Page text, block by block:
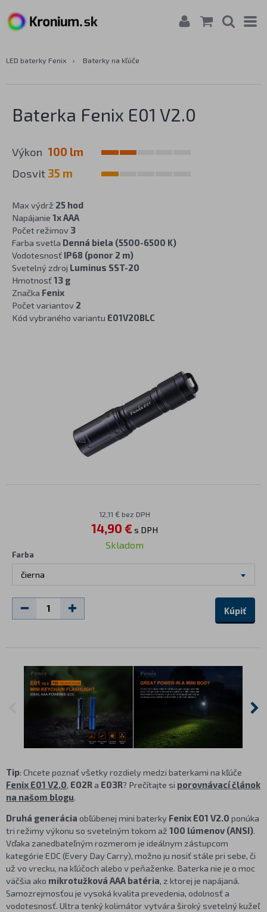
LED baterky Fenix › Baterky na kľúče
Baterka Fenix E01 V2.0
Výkon 100 lm
Dosvit 35 m
Max výdrž 25 hod
Napájanie 1x AAA
Počet režimov 3
Farba svetla Denná biela (5500-6500 K)
Vodotesnosť IP68 (ponor 2 m)
Svetelný zdroj Luminus SST-20
Hmotnosť 13 g
Značka Fenix
Počet variantov 2
Kód vybraného variantu E01V20BLC
12,11 € bez DPH
14,90 €s DPH
Skladom
Farba
čierna
Kúpiť
Tip: Chcete poznať všetky rozdiely medzi baterkami na kľúče
Fenix E01 V2.0, E02Ra E03R? Prečítajte si porovnávací článok
na našom blogu.
Druhá generácia obľúbenej mini baterky Fenix E01 V2.0 ponúka
tri režimy výkonu so svetelným tokom až 100 lúmenov (ANSI).
Vďaka zanedbateľným rozmerom je ideálnym zástupcom
kategórie EDC (Every Day Carry), možno ju nosiť stále pri sebe, či
už vo vrecku, na kľúčoch alebo v peňaženke. Baterka nie je o moc
väčšia ako mikrotužková AAA batéria, z ktorej je napájaná.
Samozrejmosťou je vysoká kvalita prevedenia, odolnosť a
vodotesnosť. Ultra tenký kolimátor vytvára široký svetelný kužeľ